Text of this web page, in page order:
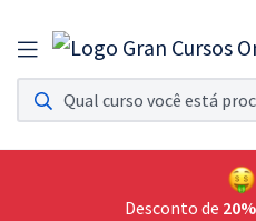
Assinatura Ilimitada 11
Acesso a todos os cursos. Teste grátis
Assinatura OAB Até Passar
Acesso ilimitado a toda preparação
Desconto de